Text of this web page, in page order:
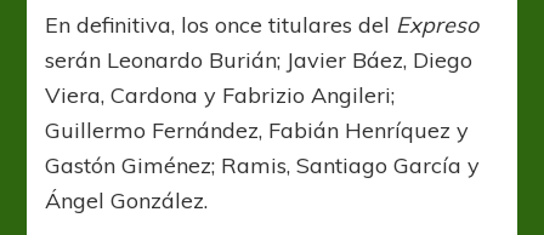
En definitiva, los once titulares del Expreso
serán Leonardo Burián; Javier Báez, Diego
Viera, Cardona y Fabrizio Angileri;
Guillermo Fernández, Fabián Henríquez y
Gastón Giménez; Ramis, Santiago García y
Ángel González.